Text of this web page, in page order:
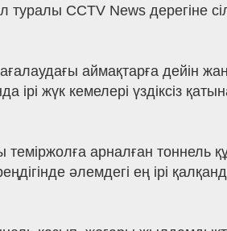
CCTV News дерегіне
аймақтарға дейін
ірі жүк кемелері үздіксіз
арналған тоннель
әлемдегі ең ірі